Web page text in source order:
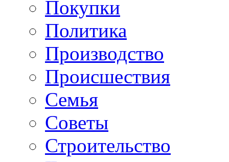
Покупки
Политика
Производство
Происшествия
Семья
Советы
Строительство